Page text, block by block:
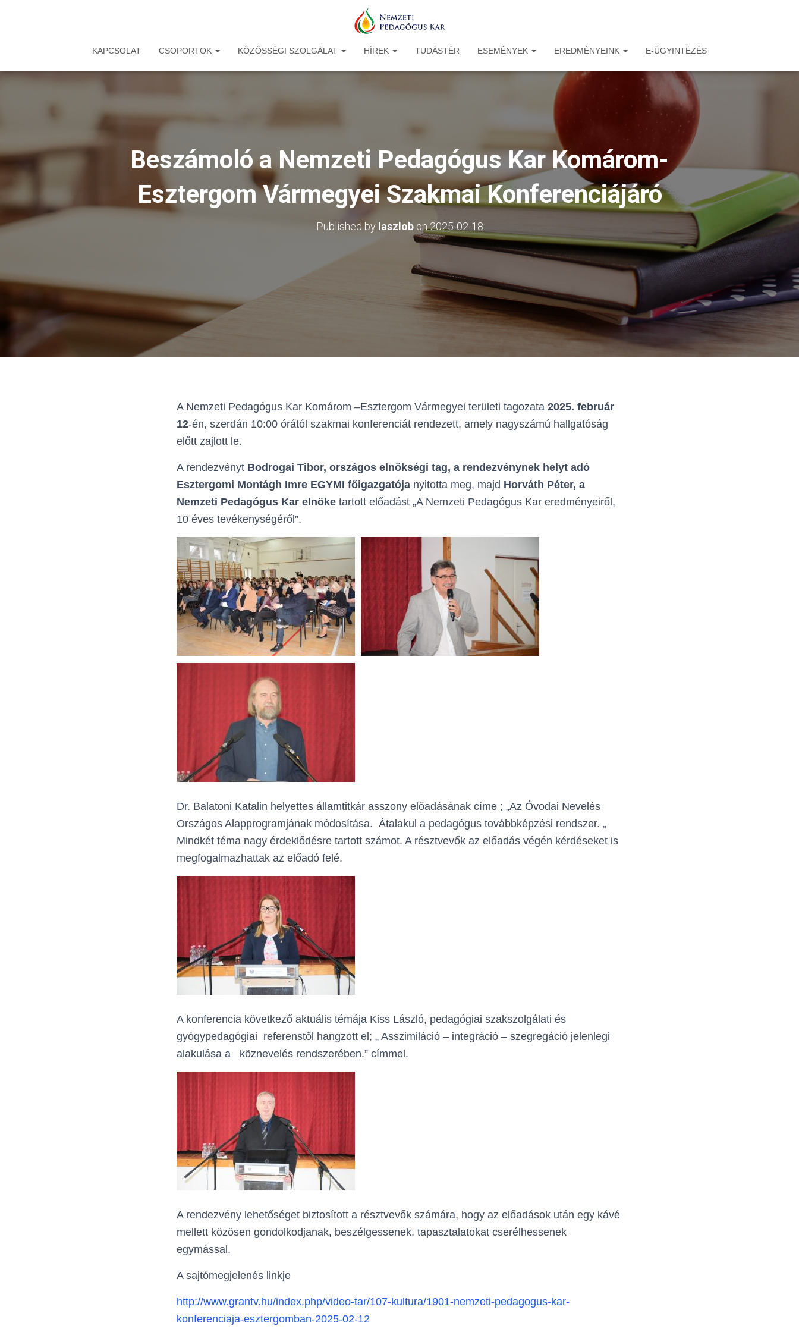
KAPCSOLAT CSOPORTOK KÖZÖSSÉGI SZOLGÁLAT HÍREK TUDÁSTÉR ESEMÉNYEK EREDMÉNYEINK E-ÜGYINTÉZÉS
Beszámoló a Nemzeti Pedagógus Kar Komárom-
Esztergom Vármegyei Szakmai Konferenciájáró
Published by laszlobon2025-02-18
A Nemzeti Pedagógus Kar Komárom –Esztergom Vármegyei területi tagozata 2025. február
12-én, szerdán 10:00 órától szakmai konferenciát rendezett, amely nagyszámú hallgatóság
előtt zajlott le.
A rendezvényt Bodrogai Tibor, országos elnökségi tag, a rendezvénynek helyt adó
Esztergomi Montágh Imre EGYMI főigazgatója nyitotta meg, majd Horváth Péter, a
Nemzeti Pedagógus Kar elnöke tartott előadást „A Nemzeti Pedagógus Kar eredményeiről,
10 éves tevékenységéről”.
Dr. Balatoni Katalin helyettes államtitkár asszony előadásának címe ; „Az Óvodai Nevelés
Országos Alapprogramjának módosítása. Átalakul a pedagógus továbbképzési rendszer. „
Mindkét téma nagy érdeklődésre tartott számot. A résztvevők az előadás végén kérdéseket is
megfogalmazhattak az előadó felé.
A konferencia következő aktuális témája Kiss László, pedagógiai szakszolgálati és
gyógypedagógiai referenstől hangzott el; „ Asszimiláció – integráció – szegregáció jelenlegi
alakulása a köznevelés rendszerében.” címmel.
A rendezvény lehetőséget biztosított a résztvevők számára, hogy az előadások után egy kávé
mellett közösen gondolkodjanak, beszélgessenek, tapasztalatokat cserélhessenek
egymással.
A sajtómegjelenés linkje
http://www.grantv.hu/index.php/video-tar/107-kultura/1901-nemzeti-pedagogus-kar-
konferenciaja-esztergomban-2025-02-12